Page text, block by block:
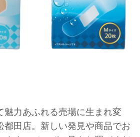
魅力あふれる売場に生まれ変
都田店。新しい発見や商品でお